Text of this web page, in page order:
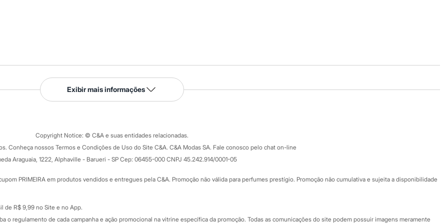
Serviços
Tipos de serviços
Formas de pagamento
Todas as vantagens
Minha C&A
Cupons de desconto
Atendimento
Fale conosco
Central de ética
Exibir mais informações
Copyright Notice: © C&A e suas entidades relacionadas.
Conheça nossos Termos e Condições de Uso do Site C&A. C&A Modas SA. Fale conosco pelo chat on-line
Araguaia, 1222, Alphaville - Barueri - SP Cep: 06455-000 CNPJ 45.242.914/0001-05
PRIMEIRA em produtos vendidos e entregues pela C&A. Promoção não válida para perfumes prestígio. Promoção não cumulativa e sujeita a disponibilidade
de R$ 9,99 no Site e no App.
o regulamento de cada campanha e ação promocional na vitrine específica da promoção. Todas as comunicações do site podem possuir imagens meramente